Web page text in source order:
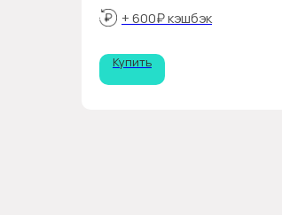
+ 600₽ кэшбэк
Купить